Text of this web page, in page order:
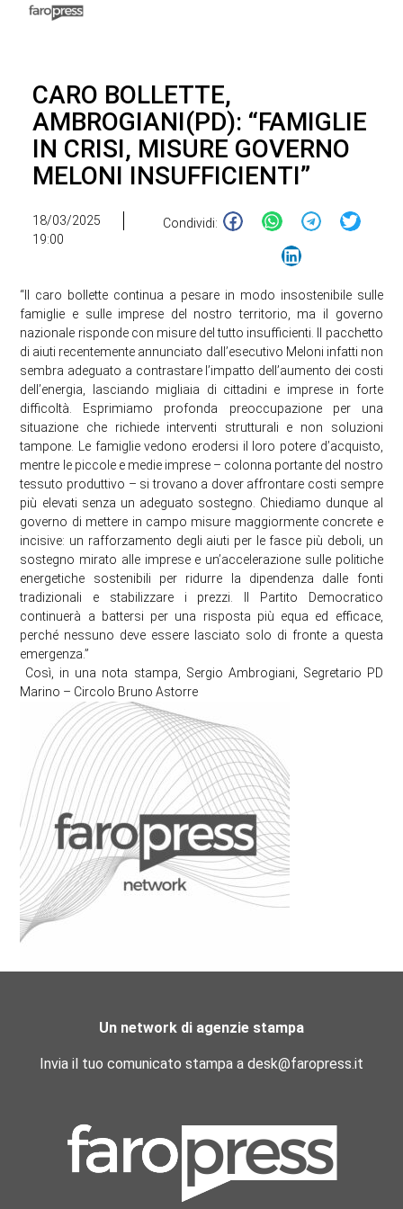
CARO BOLLETTE,
AMBROGIANI(PD): “FAMIGLIE
IN CRISI, MISURE GOVERNO
MELONI INSUFFICIENTI”
18/03/2025
19:00
Condividi:
“Il caro bollette continua a pesare in modo insostenibile sulle
famiglie e sulle imprese del nostro territorio, ma il governo
nazionale risponde con misure del tutto insufficienti. Il pacchetto
di aiuti recentemente annunciato dall’esecutivo Meloni infatti non
sembra adeguato a contrastare l’impatto dell’aumento dei costi
dell’energia, lasciando migliaia di cittadini e imprese in forte
difficoltà. Esprimiamo profonda preoccupazione per una
situazione che richiede interventi strutturali e non soluzioni
tampone. Le famiglie vedono erodersi il loro potere d’acquisto,
mentre le piccole e medie imprese – colonna portante del nostro
tessuto produttivo – si trovano a dover affrontare costi sempre
più elevati senza un adeguato sostegno. Chiediamo dunque al
governo di mettere in campo misure maggiormente concrete e
incisive: un rafforzamento degli aiuti per le fasce più deboli, un
sostegno mirato alle imprese e un’accelerazione sulle politiche
energetiche sostenibili per ridurre la dipendenza dalle fonti
tradizionali e stabilizzare i prezzi. Il Partito Democratico
continuerà a battersi per una risposta più equa ed efficace,
perché nessuno deve essere lasciato solo di fronte a questa
emergenza.”
Così, in una nota stampa, Sergio Ambrogiani, Segretario PD
Marino – Circolo Bruno Astorre
Un network di agenzie stampa
Invia il tuo comunicato stampa a desk@faropress.it